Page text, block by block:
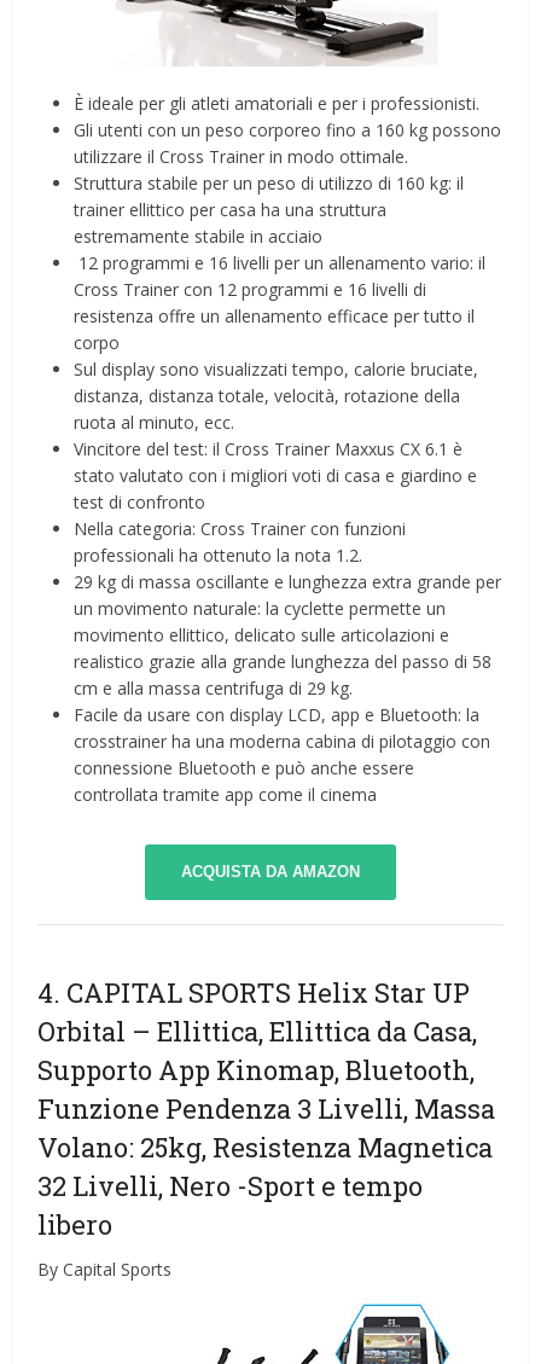
È ideale per gli atleti amatoriali e per i professionisti.
Gli utenti con un peso corporeo fino a 160 kg possono
utilizzare il Cross Trainer in modo ottimale.
Struttura stabile per un peso di utilizzo di 160 kg: il
trainer ellittico per casa ha una struttura
estremamente stabile in acciaio
️ 12 programmi e 16 livelli per un allenamento vario: il
Cross Trainer con 12 programmi e 16 livelli di
resistenza offre un allenamento efficace per tutto il
corpo
Sul display sono visualizzati tempo, calorie bruciate,
distanza, distanza totale, velocità, rotazione della
ruota al minuto, ecc.
Vincitore del test: il Cross Trainer Maxxus CX 6.1 è
stato valutato con i migliori voti di casa e giardino e
test di confronto
Nella categoria: Cross Trainer con funzioni
professionali ha ottenuto la nota 1.2.
29 kg di massa oscillante e lunghezza extra grande per
un movimento naturale: la cyclette permette un
movimento ellittico, delicato sulle articolazioni e
realistico grazie alla grande lunghezza del passo di 58
cm e alla massa centrifuga di 29 kg.
Facile da usare con display LCD, app e Bluetooth: la
crosstrainer ha una moderna cabina di pilotaggio con
connessione Bluetooth e può anche essere
controllata tramite app come il cinema
ACQUISTA DA AMAZON
4. CAPITAL SPORTS Helix Star UP
Orbital – Ellittica, Ellittica da Casa,
Supporto App Kinomap, Bluetooth,
Funzione Pendenza 3 Livelli, Massa
Volano: 25kg, Resistenza Magnetica
32 Livelli, Nero -Sport e tempo
libero
By Capital Sports